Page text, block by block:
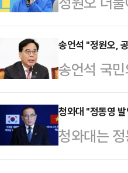
보는 주민
들은 농업
"상황이 좋
아니다"라
다"며 "야당
다. 시간이
국회에서
김재섭 국
다"고 비판
"정 후보의
된 오독을
김 후보의
는 초식"이
면 서울 집
송언석 "정원오,
송언석 국
급한 정원
이해하기
에 "자동차
가"라고 반
청와대 "정동영
청와대는
구성을 언